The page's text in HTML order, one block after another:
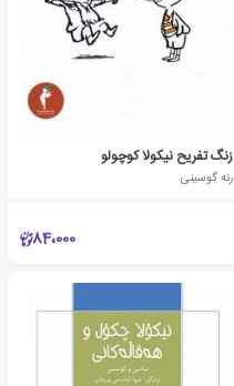
زنگ تفریح نیکولا کوچولو
رنه گوسینی
84،000